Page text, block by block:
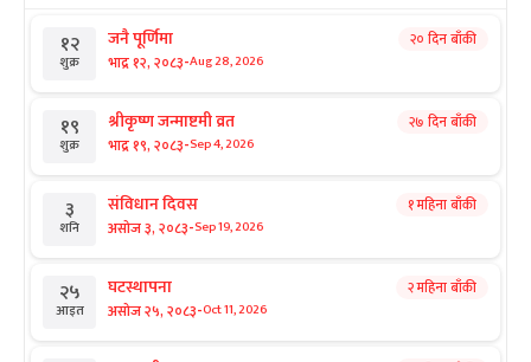
१२
शुक्र
जनै पूर्णिमा
भाद्र १२, २०८३-Aug 28, 2026
२० दिन बाँकी
१९
शुक्र
श्रीकृष्ण जन्माष्टमी व्रत
भाद्र १९, २०८३-Sep 4, 2026
२७ दिन बाँकी
३
शनि
संविधान दिवस
असोज ३, २०८३-Sep 19, 2026
१ महिना बाँकी
२५
आइत
घटस्थापना
असोज २५, २०८३-Oct 11, 2026
२ महिना बाँकी